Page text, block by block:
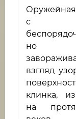
с
но
взгляд
клинка,
на